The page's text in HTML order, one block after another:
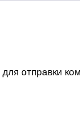
для отправки